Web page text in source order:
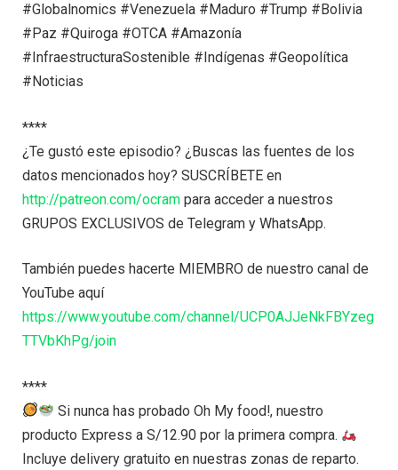
#Globalnomics #Venezuela #Maduro #Trump #Bolivia
#Paz #Quiroga #OTCA #Amazonía
#InfraestructuraSostenible #Indígenas #Geopolítica
#Noticias
****
¿Te gustó este episodio? ¿Buscas las fuentes de los
datos mencionados hoy? SUSCRÍBETE en
http://patreon.com/ocram para acceder a nuestros
GRUPOS EXCLUSIVOS de Telegram y WhatsApp.
También puedes hacerte MIEMBRO de nuestro canal de
YouTube aquí
https://www.youtube.com/channel/UCP0AJJeNkFBYzeg
TTVbKhPg/join
****
Si nunca has probado Oh My food!, nuestro
producto Express a S/12.90 por la primera compra.
Incluye delivery gratuito en nuestras zonas de reparto.